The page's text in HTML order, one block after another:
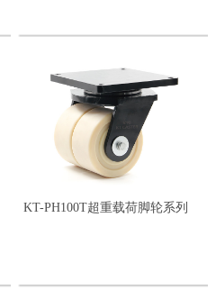
KT-PH100T超重载荷脚轮系列